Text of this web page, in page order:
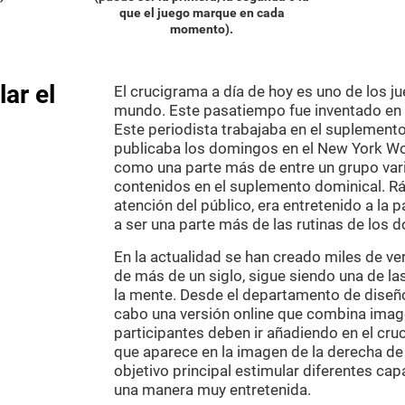
que el juego marque en cada
momento).
el
El crucigrama a día de hoy es uno de los
mundo. Este pasatiempo fue inventado
Este periodista trabajaba en el
publicaba los domingos en el New York
como una parte más de entre un grupo
contenidos en el suplemento dominical.
atención del público, era entretenido a la
a ser una parte más de las rutinas de los
En la actualidad se han creado miles de
de más de un siglo, sigue siendo una de
la mente. Desde el departamento de
cabo una versión online que combina
participantes deben ir añadiendo en el
que aparece en la imagen de la derecha
objetivo principal estimular diferentes
una manera muy entretenida.